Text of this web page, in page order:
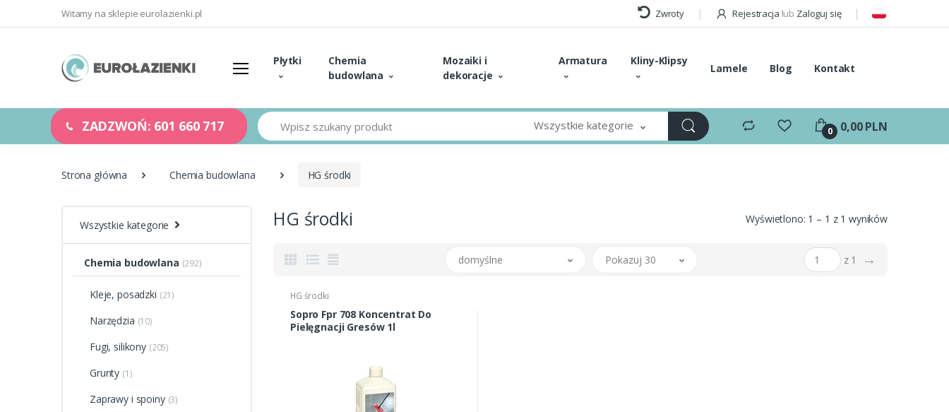
Witamy na sklepie eurolazienki.pl Zwroty Rejestracja lub Zaloguj się
Płytki
Chemia
budowlana
Mozaiki i
dekoracje
Armatura Kliny-Klipsy
Lamele Blog Kontakt
ZADZWOŃ: 601 660 717 Szukaj Wszystkie kategorie 0 0,00 PLN
Strona główna Chemia budowlana HG środki
Wszystkie kategorie
Chemia budowlana (292)
Kleje, posadzki (21)
Narzędzia (10)
Fugi, silikony (205)
Grunty (1)
Zaprawy i spoiny (3)
HG środki Wyświetlono: 1 – 1 z 1 wyników
domyślne Pokazuj 30 z 1 →
HG środki
Sopro Fpr 708 Koncentrat Do
Pielęgnacji Gresów 1l